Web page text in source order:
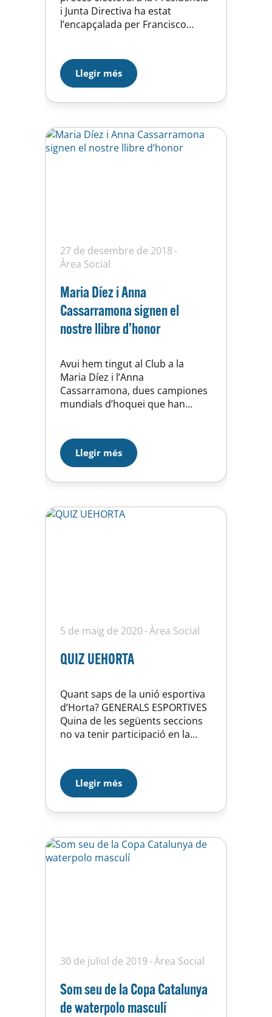
i Junta Directiva ha estat
l’encapçalada per Francisco
Unió Esportiva d’Horta.
Llegir més
27 de desembre de 2018
Àrea Social
Maria Díez i Anna
Cassarramona signen el
nostre llibre d’honor
Avui hem tingut al Club a la
Maria Díez i l’Anna
Cassarramona, dues campiones
mundials d’hoquei que han
marc de la col·laboració de la
UEH amb la Federació Catalana
de Patinatge, Díez i
Cassarramona estan impartint
d’hoquei avui…
Llegir més
5 de maig de 2020 Àrea Social
QUIZ UEHORTA
Quant saps de la unió esportiva
d’Horta? GENERALS ESPORTIVES
Quina de les següents seccions
no va tenir participació en la
seccions esportives amb equips
federats en competició
actualment són Bàsquet,
Hoquei, Natació, Waterpolo i
estat així. Sabries dir quins altres
esports federats…
Llegir més
30 de juliol de 2019 Àrea Social
Som seu de la Copa Catalunya
de waterpolo masculí